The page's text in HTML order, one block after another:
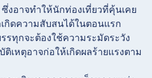
งอาจทำให้นักท่องเที่ยวที่คุ้นเคย
กิดความสับสนได้ในตอนแรก
รทุกจะต้องใช้ความระมัดระวัง
ติเหตุอาจก่อให้เกิดผลร้ายแรงตาม